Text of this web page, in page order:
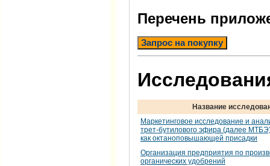
Перечень
Запрос на покупку
Название
Маркетинговое исследование и
трет-бутилового эфира (далее
как октаноповышающей присадки
Организация предприятия по
органических удобрений